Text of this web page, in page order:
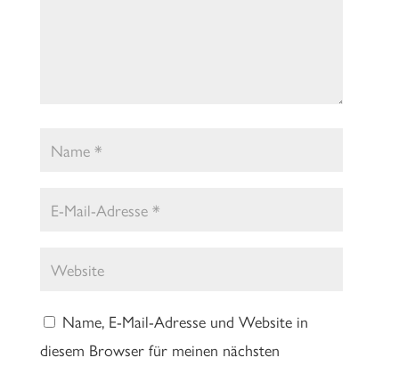
Name, E-Mail-Adresse und Website in
diesem Browser für meinen nächsten